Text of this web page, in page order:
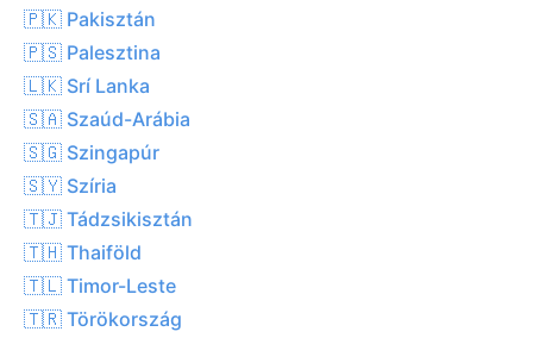
🇵🇰 Pakisztán
🇵🇸 Palesztina
🇱🇰 Srí Lanka
🇸🇦 Szaúd-Arábia
🇸🇬 Szingapúr
🇸🇾 Szíria
🇹🇯 Tádzsikisztán
🇹🇭 Thaiföld
🇹🇱 Timor-Leste
🇹🇷 Törökország